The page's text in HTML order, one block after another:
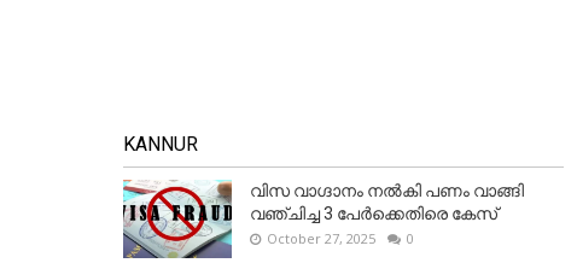
KANNUR
വിസ വാഗ്ദാനം നൽകി പണം വാങ്ങി
വഞ്ചിച്ച 3 പേർക്കെതിരെ കേസ്
October 27, 2025 0